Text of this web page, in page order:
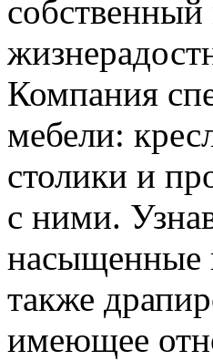
Компания
мебели:
столики и
с ними.
насыщенные
также
имеющее